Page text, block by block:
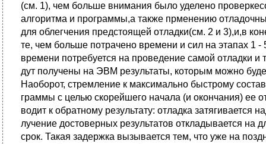
(см. 1), чем больше внимания было уделено
алгоритма и программы,а также прменению
для облегчения предстоящей отладки(см. 2 и 3),и,в
те, чем больше потрачено времени и сил на этапах 1
времени потребуется на проведение самой отладки и
дут получены на ЭВМ результаты, которым можно
Наоборот, стремление к максимально быстрому
граммы с целью скорейшего начала (и окончания) ее
водит к обратному результату: отладка затягивается
лучение достоверных результатов откладывается на
срок. Такая задержка вызывается тем, что уже на